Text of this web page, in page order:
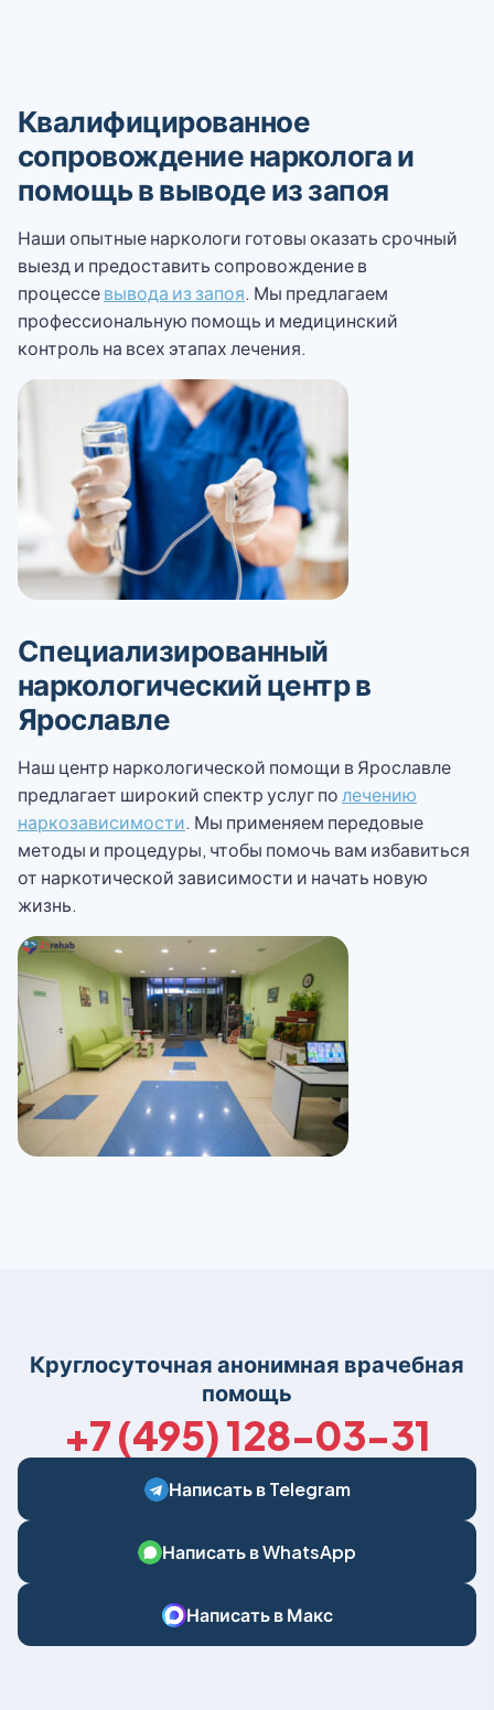
Квалифицированное
сопровождение нарколога и
помощь в выводе из запоя
Наши опытные наркологи готовы оказать срочный
выезд и предоставить сопровождение в
процессевывода из запоя. Мы предлагаем
профессиональную помощь и медицинский
контроль на всех этапах лечения.
Специализированный
наркологический центр в
Ярославле
Наш центр наркологической помощи в Ярославле
предлагает широкий спектр услуг по лечению
наркозависимости. Мы применяем передовые
методы и процедуры, чтобы помочь вам избавиться
от наркотической зависимости и начать новую
жизнь.
Круглосуточная анонимная врачебная
помощь
+7 (495) 128-03-31
Написать в Telegram
Написать в WhatsApp
Написать в Макс